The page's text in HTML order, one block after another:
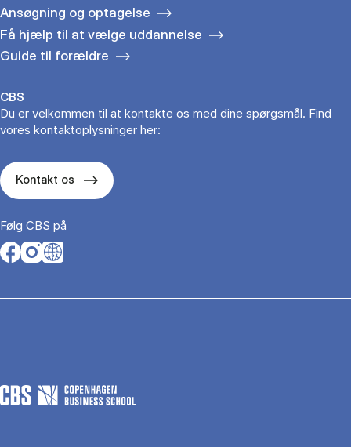
Ansøgning og optagelse
Få hjælp til at vælge uddannelse
Guide til forældre
CBS
Du er velkommen til at kontakte os med dine spørgsmål. Find
vores kontaktoplysninger her:
Kontakt os
Følg CBS på
Opens in a new tab
Opens in a new tab
Opens in a new tab